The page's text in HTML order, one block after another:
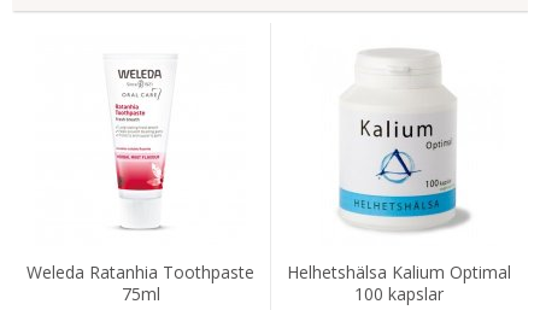
Weleda Ratanhia Toothpaste
75ml
Helhetshälsa Kalium Optimal
100 kapslar